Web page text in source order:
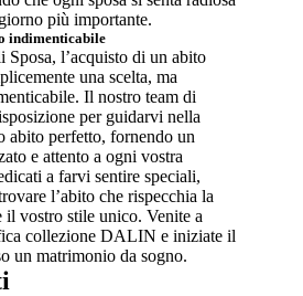
più importante.
indimenticabile
Sposa, l’acquisto di un abito
una scelta, ma
Il nostro team di
per guidarvi nella
abito perfetto, fornendo un
e attento a ogni vostra
a farvi sentire speciali,
l’abito che rispecchia la
il vostro stile unico. Venite a
collezione DALIN e iniziate il
un matrimonio da sogno.